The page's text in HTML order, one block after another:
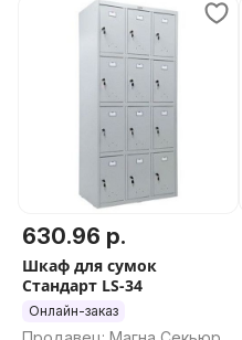
630.96 р.
Шкаф для сумок
Стандарт LS-34
Онлайн-заказ